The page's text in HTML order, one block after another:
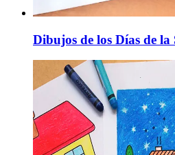
Dibujos de los Días de la